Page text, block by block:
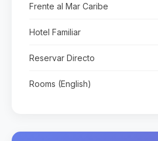
Frente al Mar Caribe
Hotel Familiar
Reservar Directo
Rooms (English)